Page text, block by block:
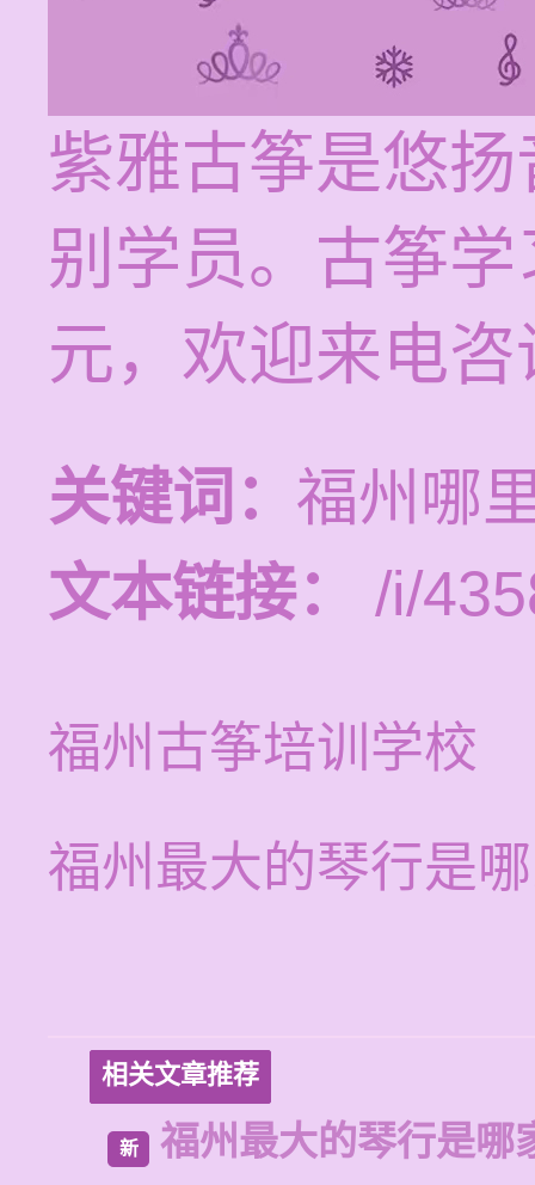
紫雅古筝是悠
别学员。古筝
元，欢迎来电咨
关键词： 福州哪
文本链接：
/i/
福州古筝培训学校
福州最大的琴行是
相关文章推荐
新 福州最大的琴行是哪